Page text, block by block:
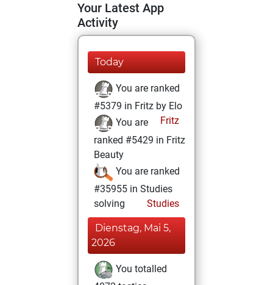
Your Latest App
Activity
Today
You are ranked
#5379 in Fritz by Elo
Fritz
You are
ranked #5429 in Fritz
Beauty
You are ranked
#35955 in Studies
solving
Studies
Dienstag, Mai 5,
2026
You totalled